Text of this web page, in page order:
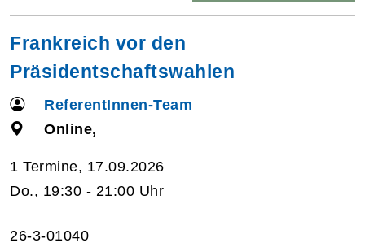
Frankreich vor den
Präsidentschaftswahlen
ReferentInnen-Team
Online,
1 Termine, 17.09.2026
Do., 19:30 - 21:00 Uhr
26-3-01040